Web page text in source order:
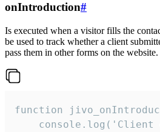
onIntroduction#
Is executed when a visitor fills the
be used to track whether a client
pass them in other forms on the website.
function
console.log('Client